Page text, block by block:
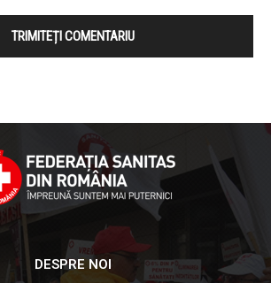
DESPRE NOI